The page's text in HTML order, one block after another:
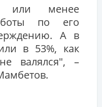
или менее
по его
А в
в 53%, как
валялся", –